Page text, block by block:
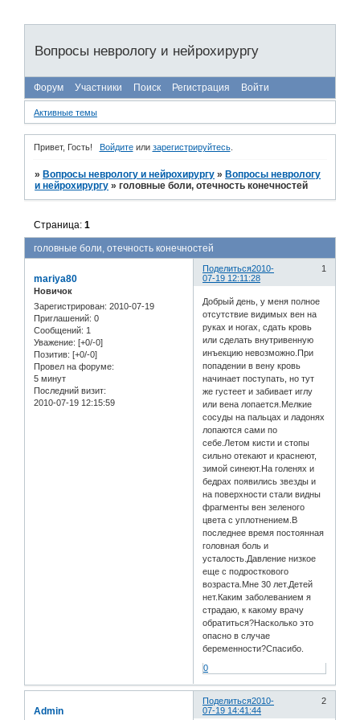
Вопросы неврологу и нейрохирургу
Форум Участники Поиск Регистрация Войти
Активные темы
Привет, Гость! Войдитеили зарегистрируйтесь.
» Вопросы неврологу и нейрохирургу » Вопросы неврологу
и нейрохирургу »головные боли, отечность конечностей
головные боли, отечность конечностей
Страница:1
Поделиться 1
2010-
07-19 12:11:28
mariya80
Новичок
Зарегистрирован: 2010-07-19
Приглашений: 0
Сообщений: 1
Уважение: [+0/-0]
Позитив: [+0/-0]
Провел на форуме:
5 минут
Последний визит:
2010-07-19 12:15:59
Добрый день, у меня полное
отсутствие видимых вен на
руках и ногах, сдать кровь
или сделать внутривенную
инъекцию невозможно.При
попадении в вену кровь
начинает поступать, но тут
же густеет и забивает иглу
или вена лопается.Мелкие
сосуды на пальцах и ладонях
лопаются сами по
себе.Летом кисти и стопы
сильно отекают и краснеют,
зимой синеют.На голенях и
бедрах появились звезды и
на поверхности стали видны
фрагменты вен зеленого
цвета с уплотнением.В
последнее время постоянная
головная боль и
усталость.Давление низкое
еще с подросткового
возраста.Мне 30 лет.Детей
нет.Каким заболеванием я
страдаю, к какому врачу
обратиться?Насколько это
опасно в случае
беременности?Спасибо.
0
Поделиться 2
2010-
07-19 14:41:44
Admin